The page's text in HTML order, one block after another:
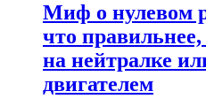
Миф о нулевом
что
на нейтралке
двигателем